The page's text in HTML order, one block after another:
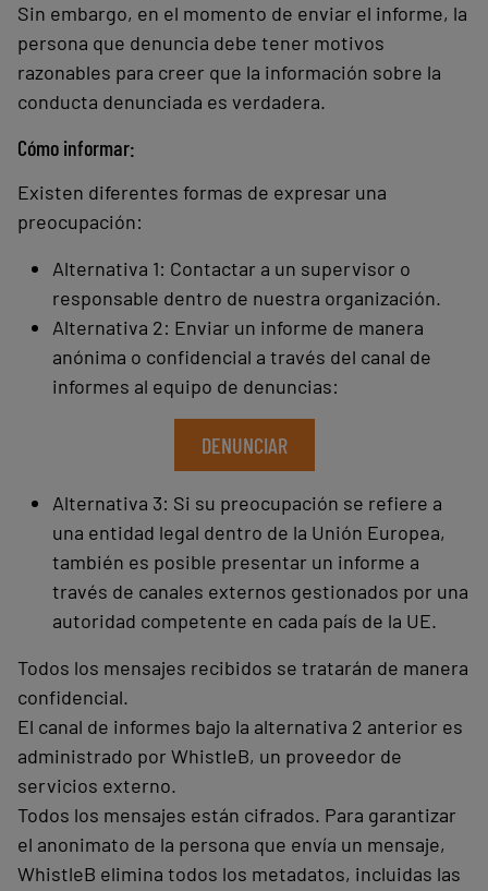
Sin embargo, en el momento de enviar el informe, la
persona que denuncia debe tener motivos
razonables para creer que la información sobre la
conducta denunciada es verdadera.
Cómo informar:
Existen diferentes formas de expresar una
preocupación:
Alternativa 1: Contactar a un supervisor o
responsable dentro de nuestra organización.
Alternativa 2: Enviar un informe de manera
anónima o confidencial a través del canal de
informes al equipo de denuncias:
DENUNCIAR
Alternativa 3: Si su preocupación se refiere a
una entidad legal dentro de la Unión Europea,
también es posible presentar un informe a
través de canales externos gestionados por una
autoridad competente en cada país de la UE.
Todos los mensajes recibidos se tratarán de manera
confidencial.
El canal de informes bajo la alternativa 2 anterior es
administrado por WhistleB, un proveedor de
servicios externo.
Todos los mensajes están cifrados. Para garantizar
el anonimato de la persona que envía un mensaje,
WhistleB elimina todos los metadatos, incluidas las